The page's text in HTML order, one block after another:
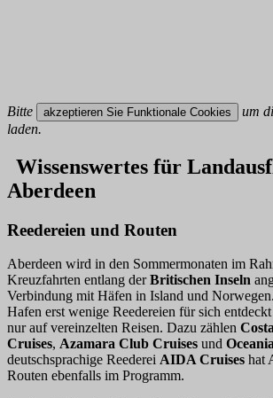
Bitte akzeptieren Sie Funktionale Cookies
um
laden.
Wissenswertes für
Aberdeen
Reedereien und Routen
Aberdeen wird in den Sommermonaten im
Kreuzfahrten entlang derBritischen Inseln
Verbindung mit Häfen in Island und
Hafen erst wenige Reedereien für sich
nur auf vereinzelten Reisen. Dazu zählen
Cruises, Azamara Club Cruises und
deutschsprachige Reederei AIDA Cruises hat
Routen ebenfalls im Programm.